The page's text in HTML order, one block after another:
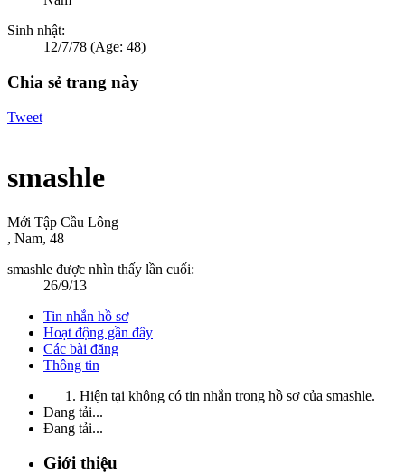
Sinh nhật:
12/7/78 (Age: 48)
Chia sẻ trang này
Tweet
smashle
Mới Tập Cầu Lông
, Nam, 48
smashle được nhìn thấy lần cuối:
26/9/13
Tin nhắn hồ sơ
Hoạt động gần đây
Các bài đăng
Thông tin
Hiện tại không có tin nhắn trong hồ sơ của smashle.
Đang tải...
Đang tải...
Giới thiệu